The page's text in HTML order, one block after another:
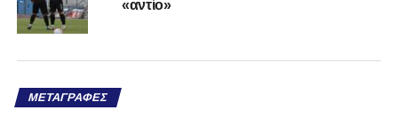
«αντίο»
ΜΕΤΑΓΡΑΦΈΣ